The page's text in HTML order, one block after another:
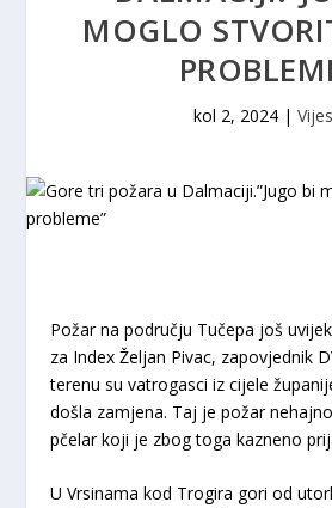
MOGLO
kol 2, 2024|
Požar na području Tučepa još
za Index Željan Pivac, zapovjednik
terenu su vatrogasci iz cijele
došla zamjena. Taj je požar
pčelar koji je zbog toga kazneno
U Vrsinama kod Trogira gori od